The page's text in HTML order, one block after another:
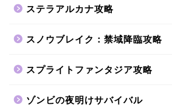
ステラアルカナ攻略
スノウブレイク：禁域降臨攻略
スプライトファンタジア攻略
ゾンビの夜明けサバイバル